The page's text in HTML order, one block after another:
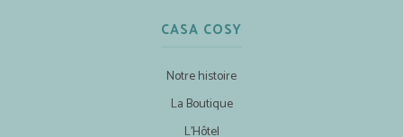
CASA COSY
Notre histoire
La Boutique
L’Hôtel